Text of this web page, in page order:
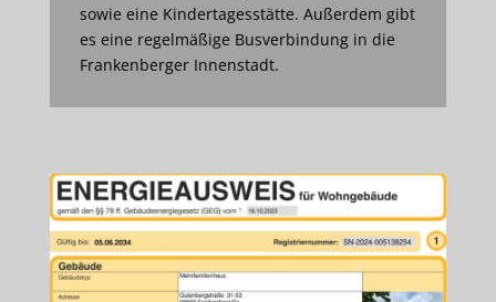
sowie eine Kindertagesstätte. Außerdem gibt
es eine regelmäßige Busverbindung in die
Frankenberger Innenstadt.